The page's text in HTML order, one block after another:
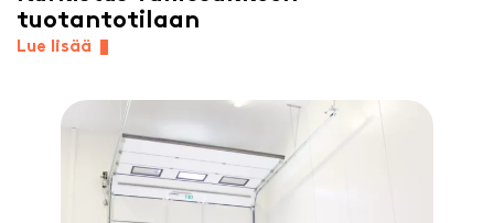
tuotantotilaan
Lue lisää